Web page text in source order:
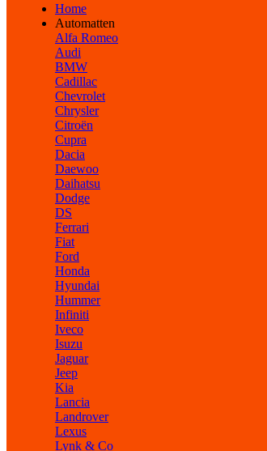
Home
Automatten
Alfa Romeo
Audi
BMW
Cadillac
Chevrolet
Chrysler
Citroën
Cupra
Dacia
Daewoo
Daihatsu
Dodge
DS
Ferrari
Fiat
Ford
Honda
Hyundai
Hummer
Infiniti
Iveco
Isuzu
Jaguar
Jeep
Kia
Lancia
Landrover
Lexus
Lynk & Co